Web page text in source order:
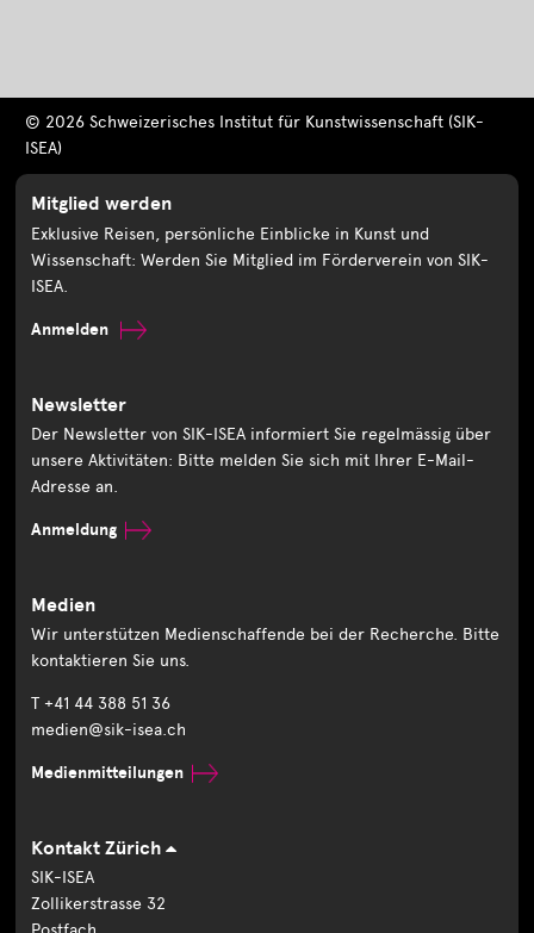
© 2026 Schweizerisches Institut für Kunstwissenschaft (SIK-
ISEA)
Mitglied werden
Exklusive Reisen, persönliche Einblicke in Kunst und
Wissenschaft: Werden Sie Mitglied im Förderverein von SIK-
ISEA.
Anmelden
Newsletter
Der Newsletter von SIK-ISEA informiert Sie regelmässig über
unsere Aktivitäten: Bitte melden Sie sich mit Ihrer E-Mail-
Adresse an.
Anmeldung
Medien
Wir unterstützen Medienschaffende bei der Recherche. Bitte
kontaktieren Sie uns.
T +41 44 388 51 36
medien@sik-isea.ch
Medienmitteilungen
Kontakt Zürich
SIK-ISEA
Zollikerstrasse 32